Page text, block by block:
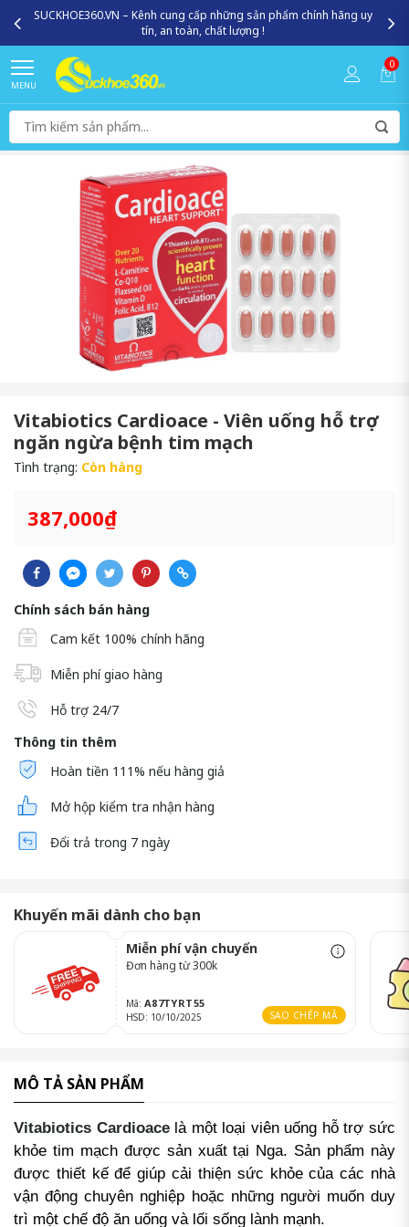
SUCKHOE360.VN – Kênh cung cấp những sản phẩm chính hãng uy
tín, an toàn, chất lượng !
MENU
0
Vitabiotics Cardioace - Viên uống hỗ trợ
ngăn ngừa bệnh tim mạch
Tình trạng: Còn hàng
387,000₫
Chính sách bán hàng
Cam kết 100% chính hãng
Miễn phí giao hàng
Hỗ trợ 24/7
Thông tin thêm
Hoàn tiền 111% nếu hàng giả
Mở hộp kiểm tra nhận hàng
Đổi trả trong 7 ngày
Khuyến mãi dành cho bạn
Miễn phí vận chuyển
Đơn hàng từ 300k
Mã: A87TYRT55
HSD: 10/10/2025 SAO CHÉP MÃ
MÔ TẢ SẢN PHẨM
Vitabiotics Cardioacelà một loại viên uống hỗ trợ sức
khỏe tim mạch được sản xuất tại Nga. Sản phẩm này
được thiết kế để giúp cải thiện sức khỏe của các nhà
vận động chuyên nghiệp hoặc những người muốn duy
trì một chế độ ăn uống và lối sống lành mạnh.